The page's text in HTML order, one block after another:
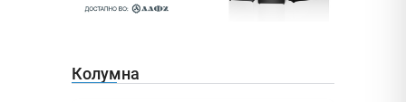
Колумна